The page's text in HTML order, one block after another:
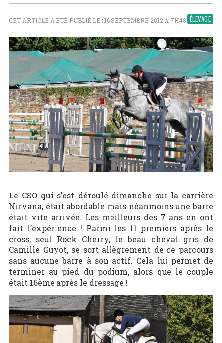
ÉLEVAGE
CET ARTICLE A ÉTÉ PUBLIÉ LE : 16 SEPTEMBRE 2012 À 7H48
Le CSO qui s’est déroulé dimanche sur la carrière
Nirvana, était abordable mais néanmoins une barre
était vite arrivée. Les meilleurs des 7 ans en ont
fait l’expérience ! Parmi les 11 premiers après le
cross, seul Rock Cherry, le beau cheval gris de
Camille Guyot, se sort allègrement de ce parcours
sans aucune barre à son actif. Cela lui permet de
terminer au pied du podium, alors que le couple
était 16ème après le dressage !